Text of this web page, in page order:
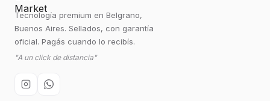
Tecnología premium en Belgrano,
Buenos Aires. Sellados, con garantía
oficial. Pagás cuando lo recibís.
"A un click de distancia"